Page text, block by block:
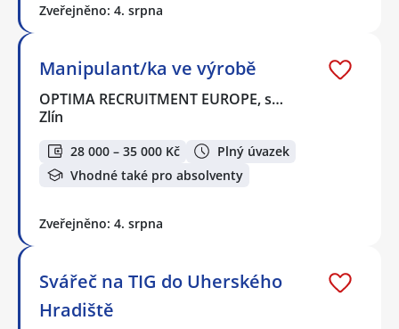
Zveřejněno: 4. srpna
Manipulant/ka ve výrobě
OPTIMA RECRUITMENT EUROPE, s…
Zlín
28 000 – 35 000 Kč
Plný úvazek
Vhodné také pro absolventy
Zveřejněno: 4. srpna
Svářeč na TIG do Uherského
Hradiště